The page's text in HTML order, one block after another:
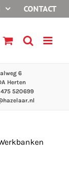
CONTACT
6
Herten
475 520699